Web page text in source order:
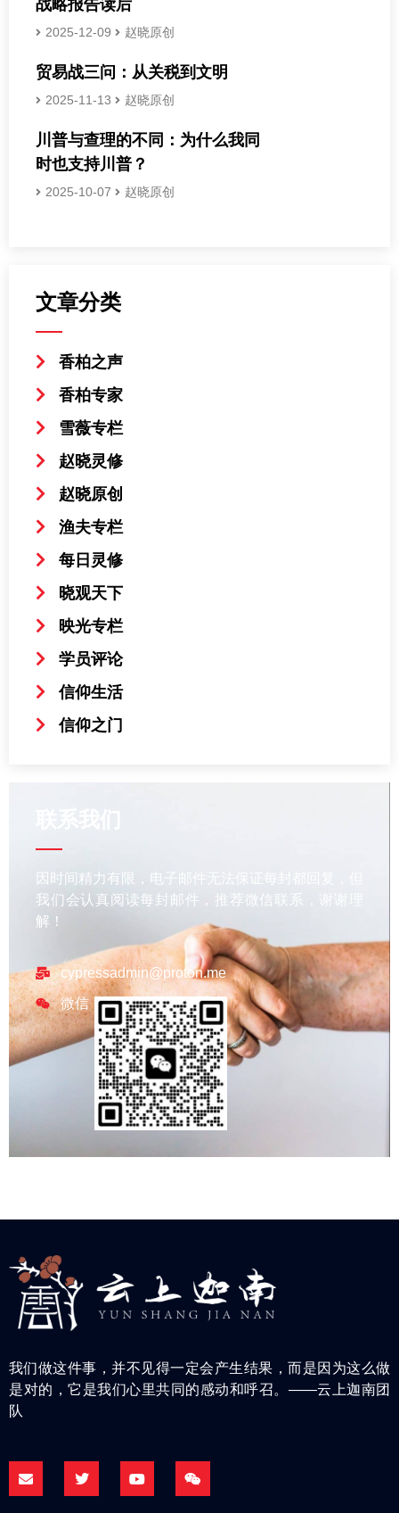
战略报告读后
2025-12-09 赵晓原创
贸易战三问：从关税到文明
2025-11-13 赵晓原创
川普与查理的不同：为什么我同
时也支持川普？
2025-10-07 赵晓原创
文章分类
香柏之声
香柏专家
雪薇专栏
赵晓灵修
赵晓原创
渔夫专栏
每日灵修
晓观天下
映光专栏
学员评论
信仰生活
信仰之门
因时间精力有限，电子邮件无法保证每封都回复，但
我们会认真阅读每封邮件，推荐微信联系，谢谢理
解！
cypressadmin@proton.me
微信
我们做这件事，并不见得一定会产生结果，而是因为这么做
是对的，它是我们心里共同的感动和呼召。——云上迦南团
队